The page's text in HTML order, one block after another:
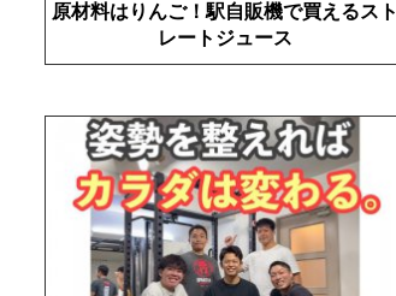
原材料はりんご！駅自販機で買えるスト
レートジュース